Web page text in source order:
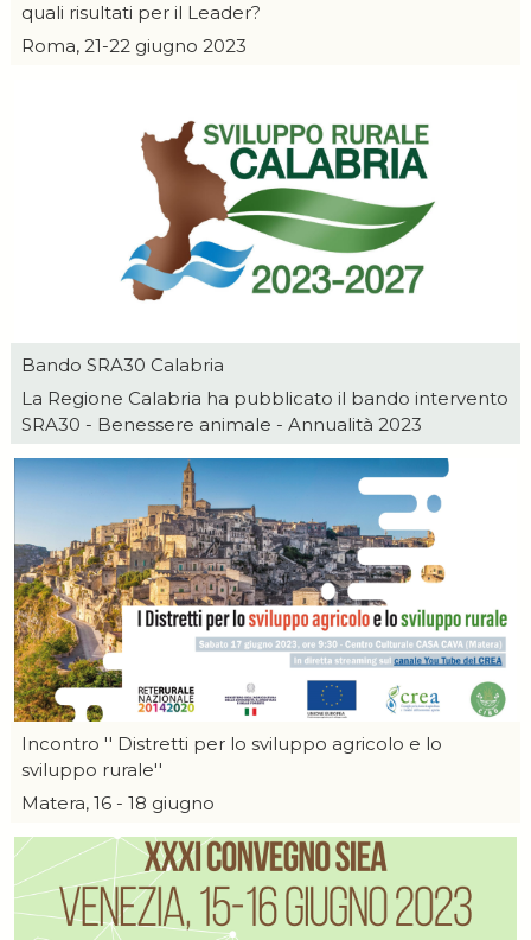
quali risultati per il Leader?
Roma, 21-22 giugno 2023
Bando SRA30 Calabria
La Regione Calabria ha pubblicato il bando intervento
SRA30 - Benessere animale - Annualità 2023
Incontro '' Distretti per lo sviluppo agricolo e lo
sviluppo rurale''
Matera, 16 - 18 giugno